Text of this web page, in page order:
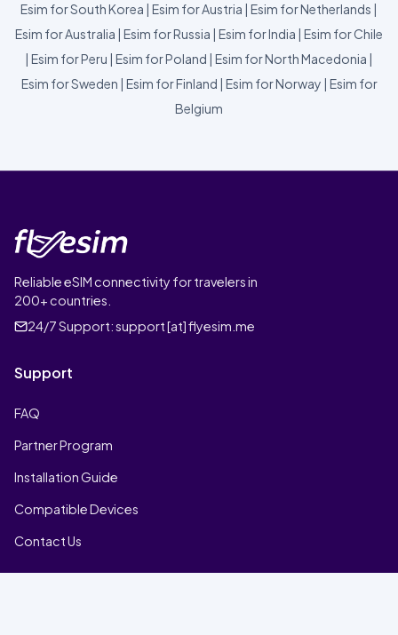
Esim for South Korea | Esim for Austria | Esim for Netherlands |
Esim for Australia | Esim for Russia | Esim for India | Esim for Chile
| Esim for Peru | Esim for Poland | Esim for North Macedonia |
Esim for Sweden | Esim for Finland | Esim for Norway | Esim for
Belgium
Reliable eSIM connectivity for travelers in
200+ countries.
24/7 Support:support [at] flyesim.me
Support
FAQ
Partner Program
Installation Guide
Compatible Devices
Contact Us